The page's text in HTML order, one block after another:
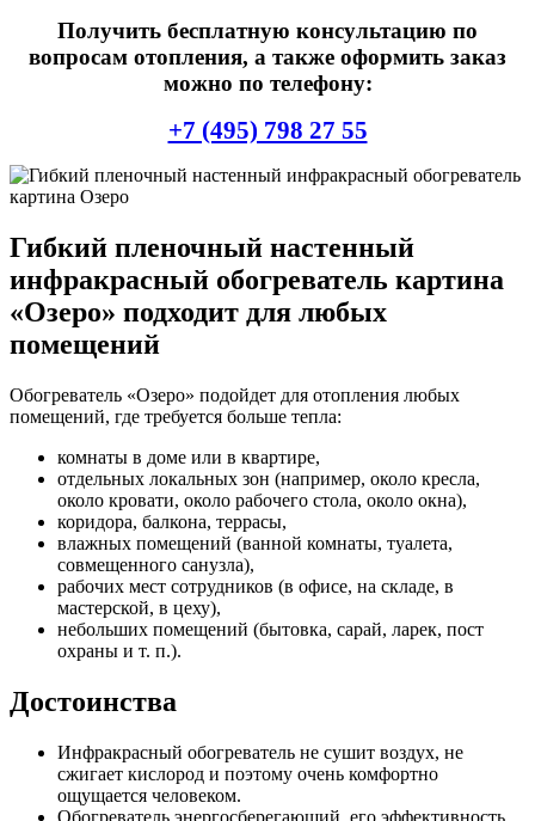
Получить бесплатную консультацию по
вопросам отопления, а также оформить заказ
можно по телефону:
+7 (495) 798 27 55
Гибкий пленочный настенный
инфракрасный обогреватель картина
«Озеро» подходит для любых
помещений
Обогреватель «Озеро» подойдет для отопления любых
помещений, где требуется больше тепла:
комнаты в доме или в квартире,
отдельных локальных зон (например, около кресла,
около кровати, около рабочего стола, около окна),
коридора, балкона, террасы,
влажных помещений (ванной комнаты, туалета,
совмещенного санузла),
рабочих мест сотрудников (в офисе, на складе, в
мастерской, в цеху),
небольших помещений (бытовка, сарай, ларек, пост
охраны и т. п.).
Достоинства
Инфракрасный обогреватель не сушит воздух, не
сжигает кислород и поэтому очень комфортно
ощущается человеком.
Обогреватель энергосберегающий, его эффективность